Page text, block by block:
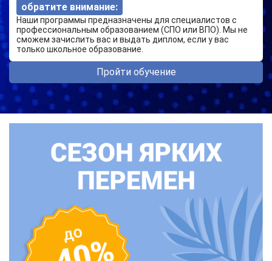
обратите внимание:
Наши программы предназначены для специалистов с
профессиональным образованием (СПО или ВПО). Мы не
сможем зачислить вас и выдать диплом, если у вас
только школьное образование.
Пройти обучение